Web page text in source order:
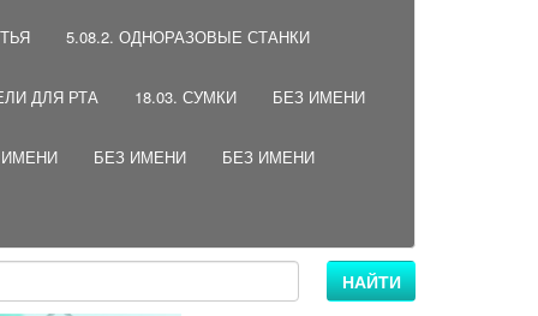
5.08.2. ОДНОРАЗОВЫЕ СТАНКИ
ДЛЯ РТА 18.03. СУМКИ БЕЗ ИМЕНИ
БЕЗ ИМЕНИ БЕЗ ИМЕНИ
НАЙТИ